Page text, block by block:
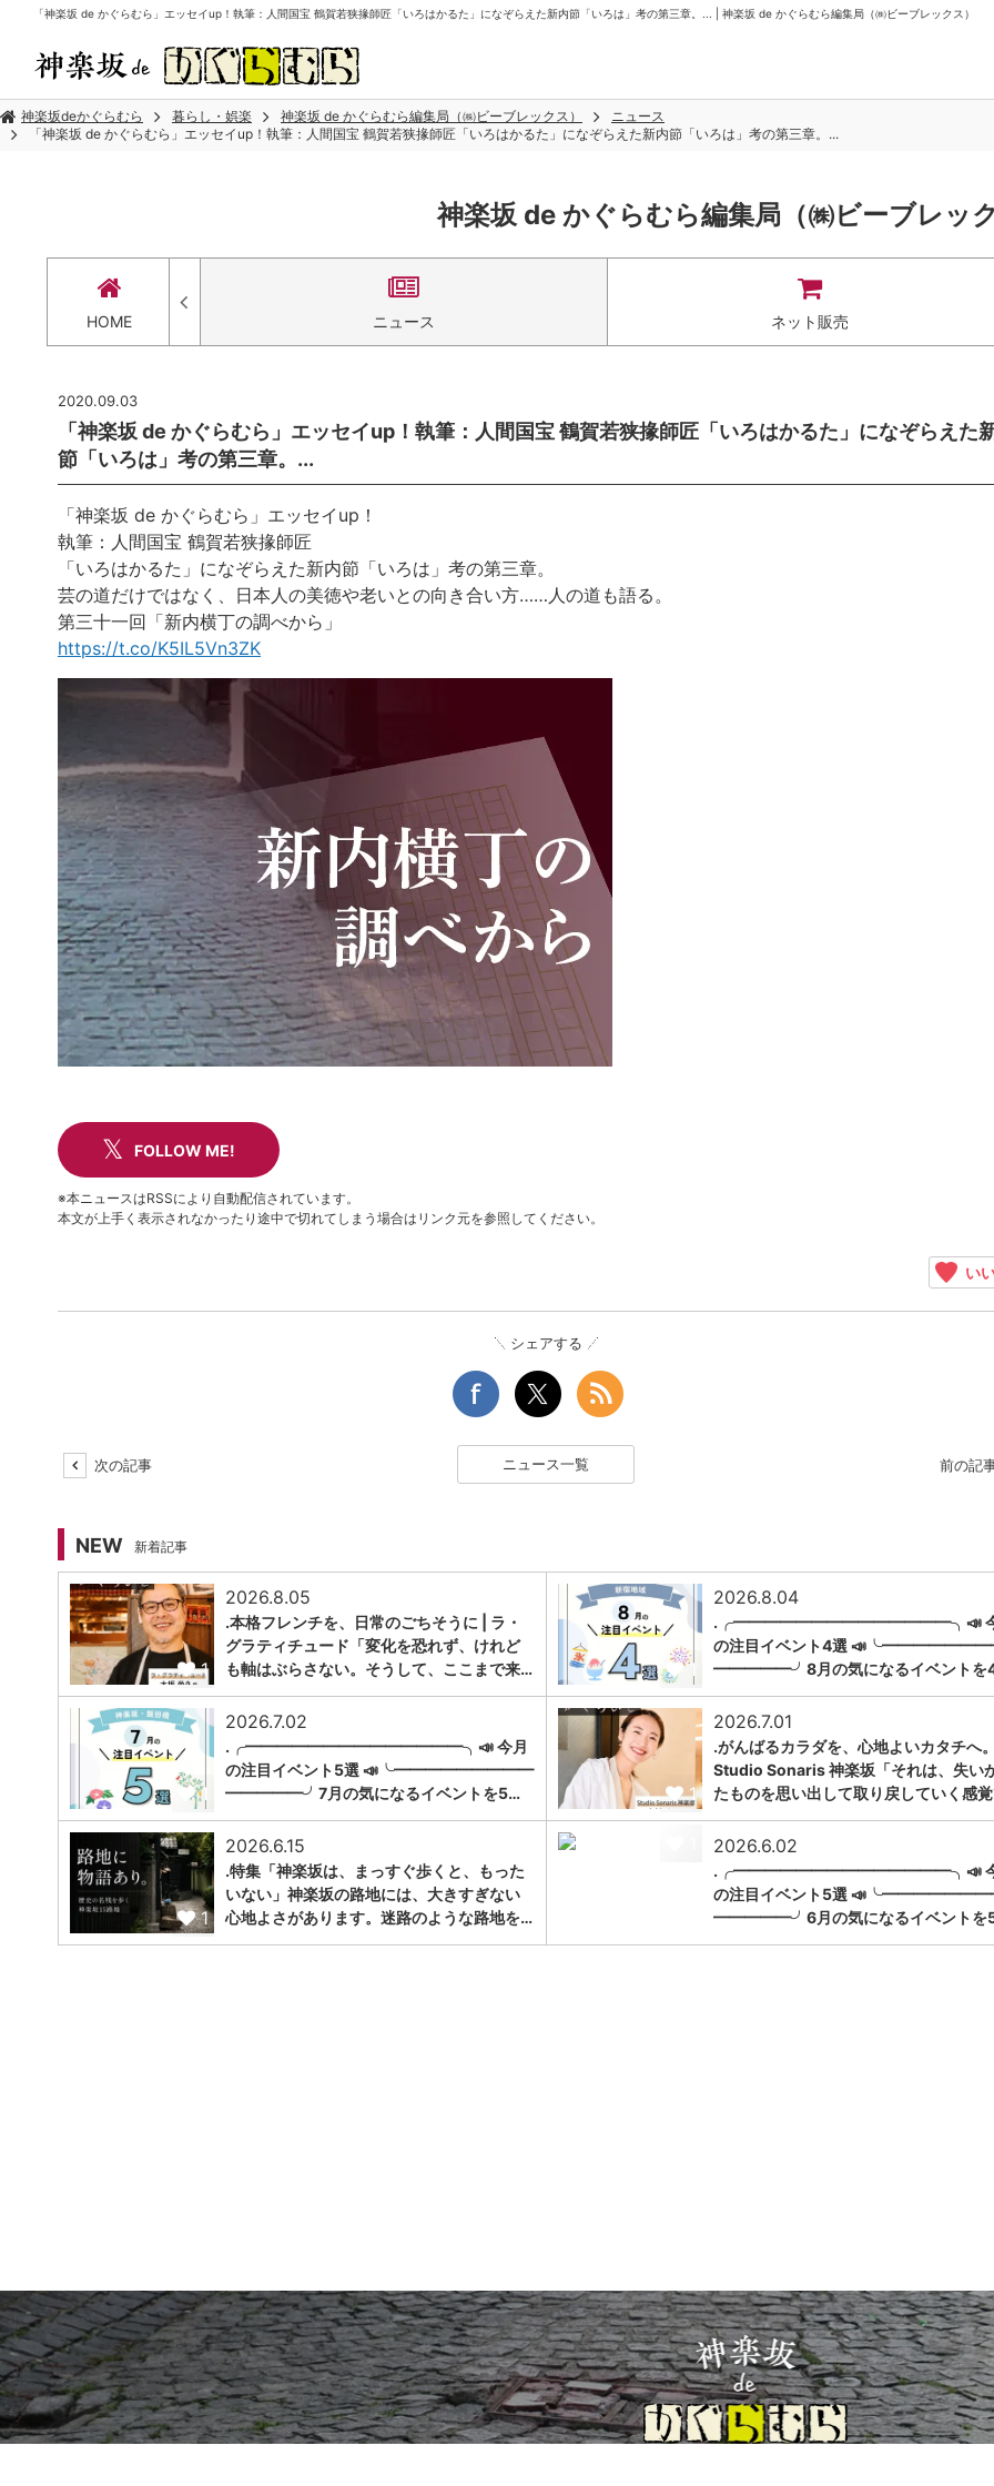
「神楽坂 de かぐらむら」エッセイup！執筆：人間国宝 鶴賀若狭掾師匠「いろはかるた」になぞらえた新内節「いろは」考の第三章。... | 神楽坂 de かぐらむら編集局（㈱ビーブレックス）
神楽坂deかぐらむら 暮らし・娯楽 神楽坂 de かぐらむら編集局（㈱ビーブレックス）
ニュース
「神楽坂 de かぐらむら」エッセイup！執筆：人間国宝 鶴賀若狭掾師匠「いろはかるた」になぞらえた新内節「いろは」考の第三章。...
神楽坂 de かぐらむら編集局（㈱ビーブレック
HOME ニュース ネット販売
2020.09.03
「神楽坂 de かぐらむら」エッセイup！執筆：人間国宝 鶴賀若狭掾師匠「いろはかるた」になぞらえた
節「いろは」考の第三章。...
「神楽坂 de かぐらむら」エッセイup！
執筆：人間国宝 鶴賀若狭掾師匠
「いろはかるた」になぞらえた新内節「いろは」考の第三章。
芸の道だけではなく、日本人の美徳や老いとの向き合い方……人の道も語る。
第三十一回「新内横丁の調べから」
https://t.co/K5IL5Vn3ZK
FOLLOW ME!
※本ニュースはRSSにより自動配信されています。
本文が上手く表示されなかったり途中で切れてしまう場合はリンク元を参照してください。
い
シェアする
次の記事 ニュース一覧 前の記
NEW 新着記事
1
2026.8.05
.本格フレンチを、日常のごちそうに | ラ・
グラティチュード「変化を恐れず、けれど
も軸はぶらさない。そうして、ここまで来…
1
2026.8.04
.╭━━━━━━━━━━━━━━╮📣 今
の注目イベント4選
━━━━━╯8月の気になるイベントを
1
2026.7.02
.╭━━━━━━━━━━━━━━╮📣 今月
の注目イベント5選 📣╰━━━━━━━━━
━━━━━╯7月の気になるイベントを5…
1
2026.7.01
.がんばるカラダを、心地よいカタチへ。
Studio Sonaris 神楽坂「それは、失い
たものを思い出して取り戻していく感
1
2026.6.15
.特集「神楽坂は、まっすぐ歩くと、もった
いない」神楽坂の路地には、大きすぎない
心地よさがあります。迷路のような路地を…
2026.6.02
.╭━━━━━━━━━━━━━━╮📣 今
の注目イベント5選
━━━━━╯6月の気になるイベントを